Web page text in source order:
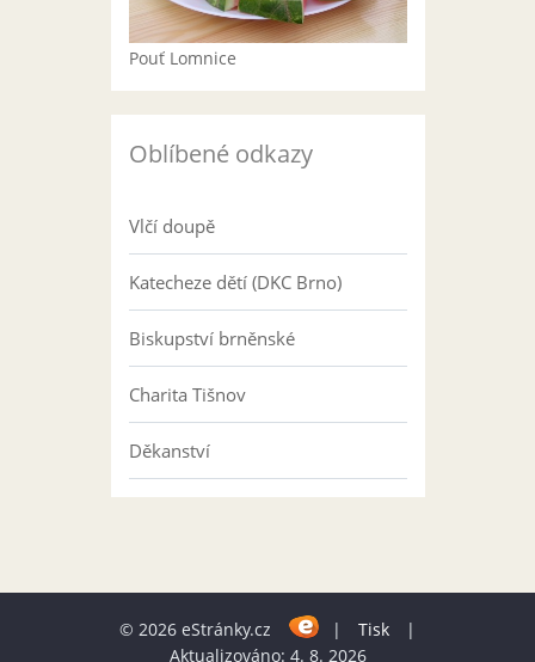
Pouť Lomnice
Oblíbené odkazy
Vlčí doupě
Katecheze dětí (DKC Brno)
Biskupství brněnské
Charita Tišnov
Děkanství
© 2026 eStránky.cz | Tisk
|
Aktualizováno: 4. 8. 2026